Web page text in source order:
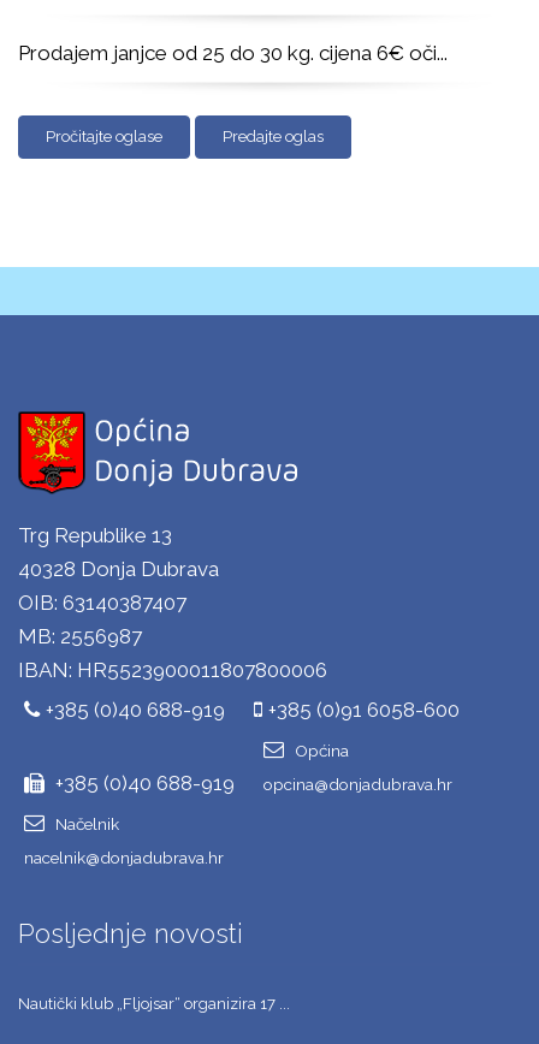
Prodajem janjce od 25 do 30 kg. cijena 6€ oči...
Pročitajte oglase Predajte oglas
Trg Republike 13
40328 Donja Dubrava
OIB: 63140387407
MB: 2556987
IBAN: HR5523900011807800006
+385 (0)40 688-919
+385 (0)91 6058-600
+385 (0)40 688-919
Općina
opcina@donjadubrava.hr
Načelnik
nacelnik@donjadubrava.hr
Posljednje novosti
Nautički klub „Fljojsar“ organizira 17 ...